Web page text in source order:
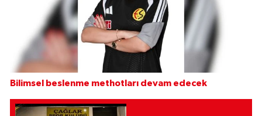
Bilimsel beslenme methotları devam edecek